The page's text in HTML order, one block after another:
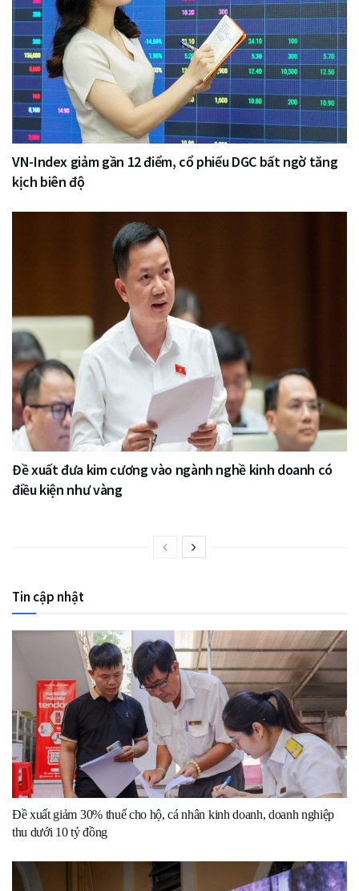
VN-Index giảm gần 12 điểm, cổ phiếu DGC bất ngờ tăng
kịch biên độ
Đề xuất đưa kim cương vào ngành nghề kinh doanh có
điều kiện như vàng
Tin cập nhật
Đề xuất giảm 30% thuế cho hộ, cá nhân kinh doanh, doanh nghiệp
thu dưới 10 tỷ đồng